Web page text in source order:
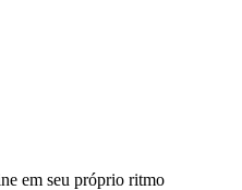
em seu próprio ritmo